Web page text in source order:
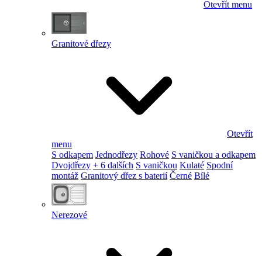
Otevřít menu
Granitové dřezy
Otevřít
menu
S odkapem Jednodřezy Rohové S vaničkou a odkapem
Dvojdřezy + 6 dalších S vaničkou Kulaté Spodní
montáž Granitový dřez s baterií Černé Bílé
Nerezové